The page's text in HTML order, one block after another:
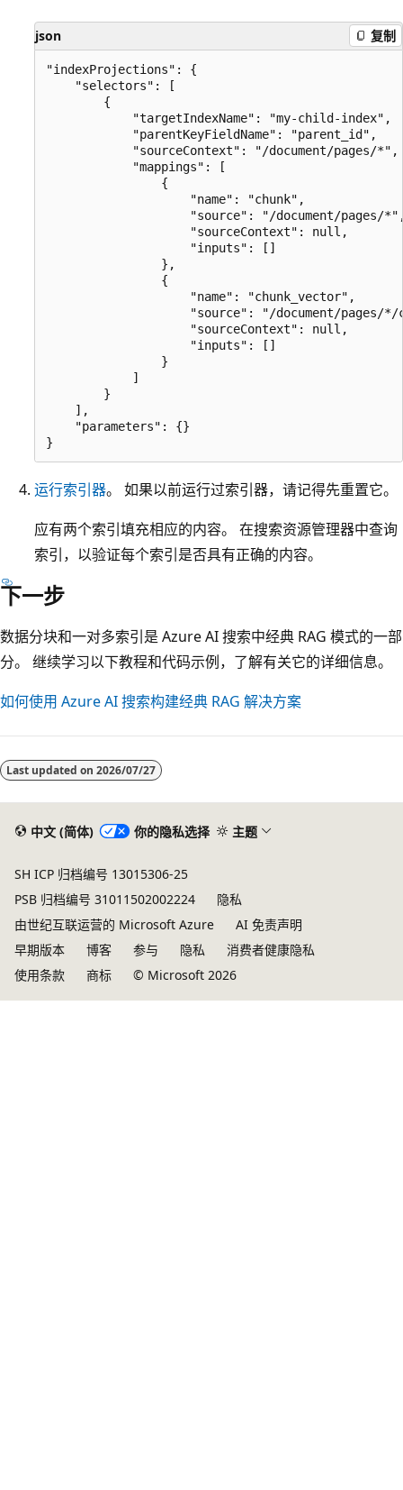
json 复制
"indexProjections": {
    "selectors": [
        {
            "targetIndexName": "my-child-index",
            "parentKeyFieldName": "parent_id",
            "sourceContext": "/document/pages/*",
            "mappings": [
                {
                    "name": "chunk",
"source": "/document/pages/
                    "sourceContext": null,
                    "inputs": []
                },
                {
                    "name": "chunk_vector",
"source": "/document/pages/*/
                    "sourceContext": null,
                    "inputs": []
                }
            ]
        }
    ],
    "parameters": {}
运行索引器。 如果以前运行过索引器，请记得先重置它。
应有两个索引填充相应的内容。 在搜索资源管理器中查询
索引，以验证每个索引是否具有正确的内容。
下一步
数据分块和一对多索引是 Azure AI 搜索中经典 RAG 模式的一部
分。 继续学习以下教程和代码示例，了解有关它的详细信息。
如何使用 Azure AI 搜索构建经典 RAG 解决方案
Last updated on 2026/07/27
中文 (简体) 你的隐私选择 主题
SH ICP 归档编号 13015306-25
PSB 归档编号 31011502002224
隐私
由世纪互联运营的 Microsoft Azure
AI 免责声明
早期版本
博客 参与 隐私
消费者健康隐私
使用条款
商标 © Microsoft 2026